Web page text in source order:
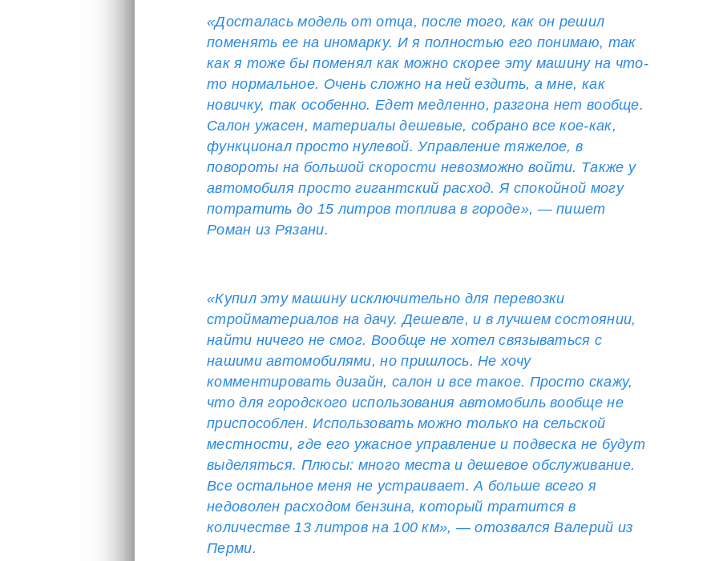
«Досталась модель от отца, после того, как он решил
поменять ее на иномарку. И я полностью его понимаю, так
как я тоже бы поменял как можно скорее эту машину на что-
то нормальное. Очень сложно на ней ездить, а мне, как
новичку, так особенно. Едет медленно, разгона нет вообще.
Салон ужасен, материалы дешевые, собрано все кое-как,
функционал просто нулевой. Управление тяжелое, в
повороты на большой скорости невозможно войти. Также у
автомобиля просто гигантский расход. Я спокойной могу
потратить до 15 литров топлива в городе», — пишет
Роман из Рязани.
«Купил эту машину исключительно для перевозки
стройматериалов на дачу. Дешевле, и в лучшем состоянии,
найти ничего не смог. Вообще не хотел связываться с
нашими автомобилями, но пришлось. Не хочу
комментировать дизайн, салон и все такое. Просто скажу,
что для городского использования автомобиль вообще не
приспособлен. Использовать можно только на сельской
местности, где его ужасное управление и подвеска не будут
выделяться. Плюсы: много места и дешевое обслуживание.
Все остальное меня не устраивает. А больше всего я
недоволен расходом бензина, который тратится в
количестве 13 литров на 100 км», — отозвался Валерий из
Перми.